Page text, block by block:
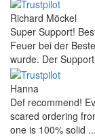
Richard Möckel
Super Support!
Feuer bei der
wurde. Der
Hanna
Def recommend!
scared ordering
one is 100% solid ...